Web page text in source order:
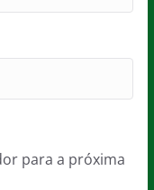
para a próxima